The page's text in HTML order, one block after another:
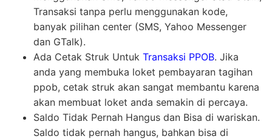
Transaksi tanpa perlu menggunakan kode,
banyak pilihan center (SMS, Yahoo Messenger
dan GTalk).
Ada Cetak Struk Untuk Transaksi PPOB. Jika
anda yang membuka loket pembayaran tagihan
ppob, cetak struk akan sangat membantu karena
akan membuat loket anda semakin di percaya.
Saldo Tidak Pernah Hangus dan Bisa di wariskan.
Saldo tidak pernah hangus, bahkan bisa di